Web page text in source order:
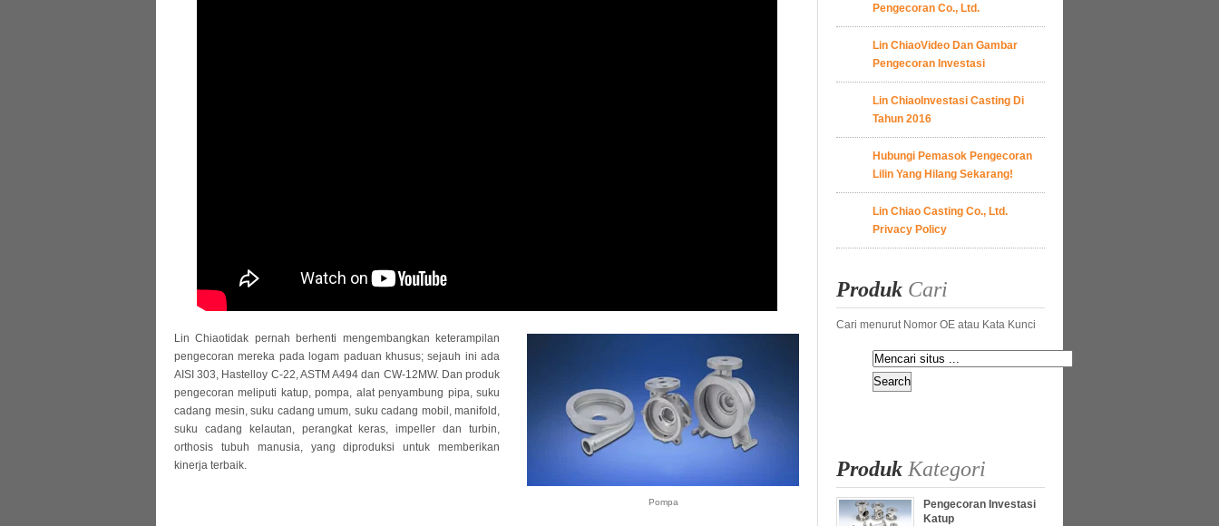
Pompa
Lin Chiaotidak pernah berhenti mengembangkan keterampilan
pengecoran mereka pada logam paduan khusus; sejauh ini ada
AISI 303, Hastelloy C-22, ASTM A494 dan CW-12MW. Dan produk
pengecoran meliputi katup, pompa, alat penyambung pipa, suku
cadang mesin, suku cadang umum, suku cadang mobil, manifold,
suku cadang kelautan, perangkat keras, impeller dan turbin,
orthosis tubuh manusia, yang diproduksi untuk memberikan
kinerja terbaik.
Pengecoran Co., Ltd.
Lin ChiaoVideo Dan Gambar
Pengecoran Investasi
Lin ChiaoInvestasi Casting Di
Tahun 2016
Hubungi Pemasok Pengecoran
Lilin Yang Hilang Sekarang!
Lin Chiao Casting Co., Ltd.
Privacy Policy
Produk Cari
Cari menurut Nomor OE atau Kata Kunci
Produk Kategori
Pengecoran Investasi
Katup